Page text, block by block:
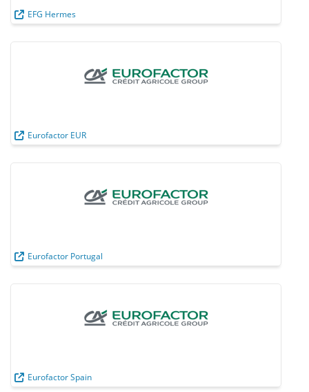
EFG Hermes
Eurofactor EUR
Eurofactor Portugal
Eurofactor Spain